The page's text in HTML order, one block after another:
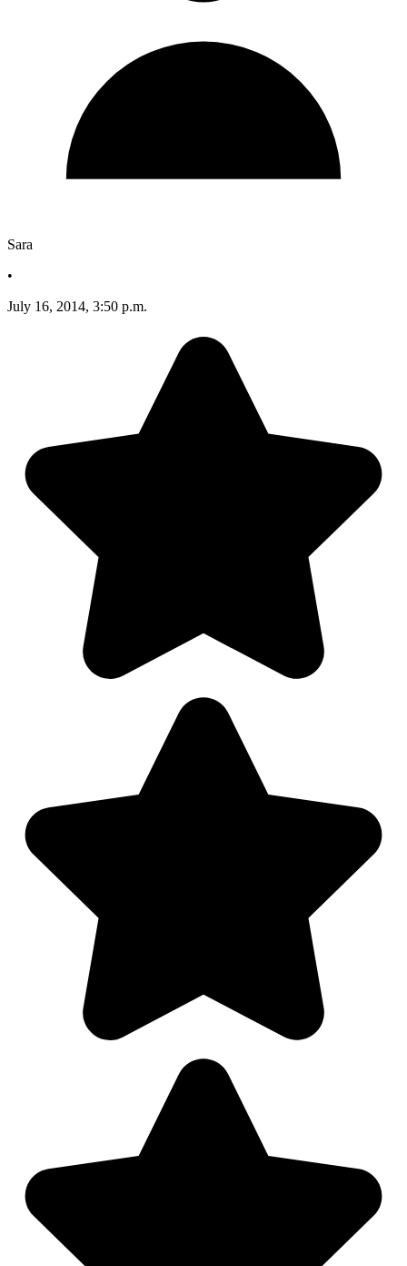
Sara
•
July 16, 2014, 3:50 p.m.